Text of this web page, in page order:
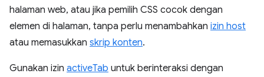
halaman web, atau jika pemilih CSS cocok dengan
elemen di halaman, tanpa perlu menambahkan izin host
atau memasukkan skrip konten.
Gunakan izin activeTab untuk berinteraksi dengan